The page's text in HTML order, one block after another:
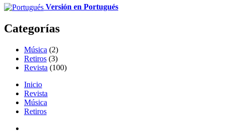
Versión en Portugués
Categorías
Música (2)
Retiros (3)
Revista (100)
Inicio
Revista
Música
Retiros